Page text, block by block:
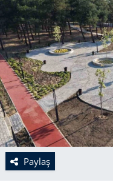
Paylaş